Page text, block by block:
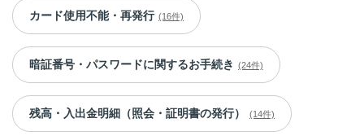
カード使用不能・再発行 (16件)
暗証番号・パスワードに関するお手続き (24件)
残高・入出金明細（照会・証明書の発行） (14件)